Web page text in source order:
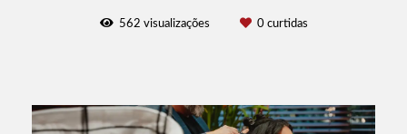
562 visualizações 0curtidas